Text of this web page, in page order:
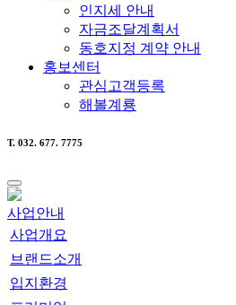
인지세 안내
자금조달계획서
동호지정 계약 안내
홍보센터
관심고객등록
해볼계룡
T. 032. 677. 7775
사업안내
사업개요
브랜드소개
입지환경